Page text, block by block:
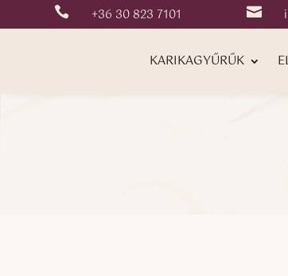
 +36 30 823 7101 
KARIKAGYŰRŰK